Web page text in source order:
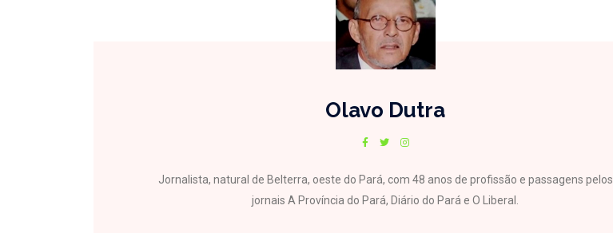
Olavo Dutra
Jornalista, natural de Belterra, oeste do Pará, com 48 anos de profissão e passagens pelos
jornais A Província do Pará, Diário do Pará e O Liberal.